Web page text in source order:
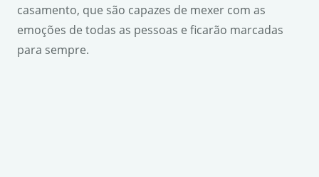
casamento, que são capazes de mexer com as
emoções de todas as pessoas e ficarão marcadas
para sempre.